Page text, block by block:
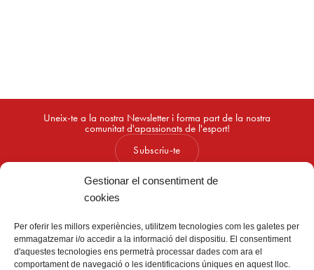
Gestionar el consentiment de
cookies
Per oferir les millors experiències, utilitzem tecnologies com les galetes per
emmagatzemar i/o accedir a la informació del dispositiu. El consentiment
d'aquestes tecnologies ens permetrà processar dades com ara el
comportament de navegació o les identificacions úniques en aquest lloc.
Uneix-te a la nostra Newsletter i forma part de la nostra
comunitat d'apassionats de l'esport!
Subscriu-te